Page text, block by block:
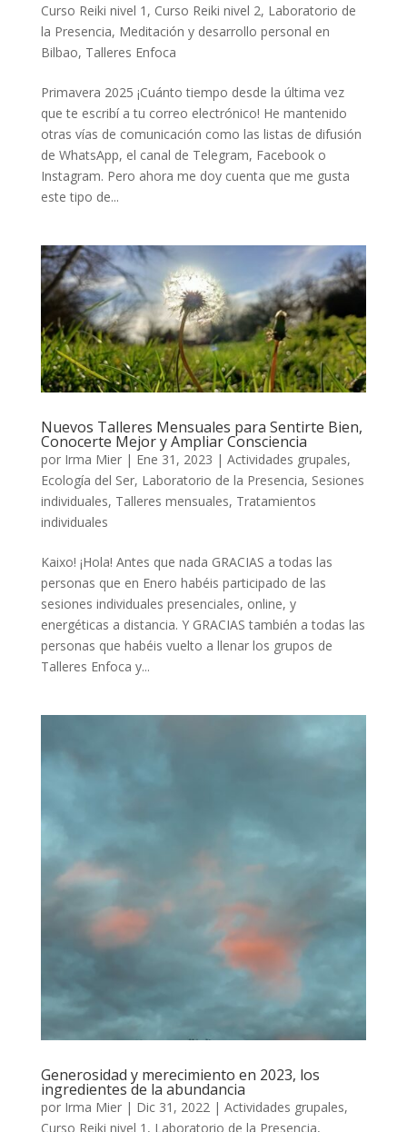
Curso Reiki nivel 1 , Curso Reiki nivel 2, Laboratorio de
la Presencia, Meditación y desarrollo personal en
Bilbao, Talleres Enfoca
Primavera 2025 ¡Cuánto tiempo desde la última vez
que te escribí a tu correo electrónico! He mantenido
otras vías de comunicación como las listas de difusión
de WhatsApp, el canal de Telegram, Facebook o
Instagram. Pero ahora me doy cuenta que me gusta
este tipo de...
Nuevos Talleres Mensuales para Sentirte Bien,
Conocerte Mejor y Ampliar Consciencia
por Irma Mier| Ene 31, 2023 | Actividades grupales,
Ecología del Ser, Laboratorio de la Presencia, Sesiones
individuales, Talleres mensuales, Tratamientos
individuales
Kaixo! ¡Hola! Antes que nada GRACIAS a todas las
personas que en Enero habéis participado de las
sesiones individuales presenciales, online, y
energéticas a distancia. Y GRACIAS también a todas las
personas que habéis vuelto a llenar los grupos de
Talleres Enfoca y...
Generosidad y merecimiento en 2023, los
ingredientes de la abundancia
por Irma Mier| Dic 31, 2022| Actividades grupales,
Curso Reiki nivel 1 , Laboratorio de la Presencia,